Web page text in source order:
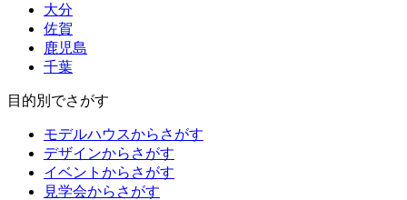
大分
佐賀
鹿児島
千葉
目的別でさがす
モデルハウスからさがす
デザインからさがす
イベントからさがす
見学会からさがす